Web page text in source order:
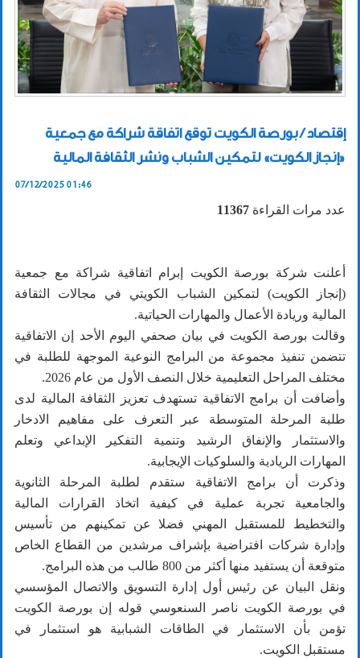
إقتصاد / بورصة الكويت توقع اتفاقة شراكة مع جمعية
«إنجاز الكويت» لتمكين الشباب ونشر الثقافة المالية
07/12/2025 01:46
عدد مرات القراءة 11367
أعلنت شركة بورصة الكويت إبرام اتفاقية شراكة مع جمعية
(إنجاز الكويت) لتمكين الشباب الكويتي في مجالات الثقافة
المالية وريادة الأعمال والمهارات الحياتية.
وقالت بورصة الكويت في بيان صحفي اليوم الأحد إن الاتفاقية
تتضمن تنفيذ مجموعة من البرامج النوعية الموجهة للطلبة في
مختلف المراحل التعليمية خلال النصف الأول من عام 2026.
وأضافت أن برامج الاتفاقية تستهدف تعزيز الثقافة المالية لدى
طلبة المرحلة المتوسطة عبر التعرف على مفاهيم الادخار
والاستثمار والإنفاق الرشيد وتنمية التفكير الإبداعي وتعلم
المهارات الريادية والسلوكيات الإيجابية.
وذكرت أن برامج الاتفاقية ستقدم لطلبة المرحلة الثانوية
والجامعية تجربة عملية في كيفية اتخاذ القرارات المالية
والتخطيط للمستقبل المهني فضلا عن تمكينهم من تأسيس
وإدارة شركات افتراضية بإشراف مرشدين من القطاع الخاص
متوقعة أن يستفيد منها أكثر من 800 طالب من هذه البرامج.
ونقل البيان عن رئيس أول إدارة التسويق والاتصال المؤسسي
في بورصة الكويت ناصر السنعوسي قوله إن بورصة الكويت
تؤمن بأن الاستثمار في الطاقات الشبابية هو استثمار في
مستقبل الكويت.